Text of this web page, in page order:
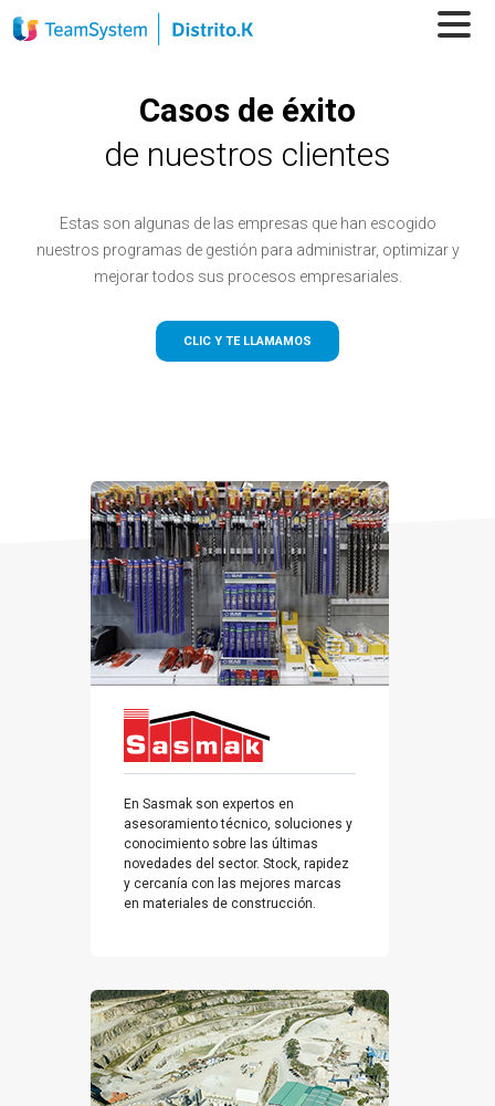
Casos de éxito
de nuestros clientes
Estas son algunas de las empresas que han escogido
nuestros programas de gestión para administrar, optimizar y
mejorar todos sus procesos empresariales.
CLIC Y TE LLAMAMOS
En Sasmak son expertos en
asesoramiento técnico, soluciones y
conocimiento sobre las últimas
novedades del sector. Stock, rapidez
y cercanía con las mejores marcas
en materiales de construcción.